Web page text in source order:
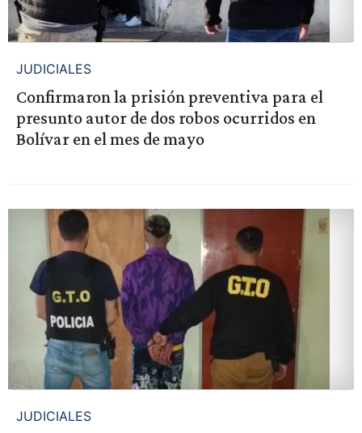
JUDICIALES
Confirmaron la prisión preventiva para el
presunto autor de dos robos ocurridos en
Bolívar en el mes de mayo
JUDICIALES